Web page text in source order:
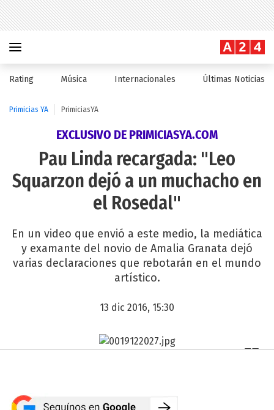
Rating Música Internacionales Últimas Noticias
Primicias YA PrimiciasYA
EXCLUSIVO DE PRIMICIASYA.COM
Pau Linda recargada: "Leo
Squarzon dejó a un muchacho en
el Rosedal"
En un video que envió a este medio, la mediática
y examante del novio de Amalia Granata dejó
varias declaraciones que rebotarán en el mundo
artístico.
13 dic 2016, 15:30